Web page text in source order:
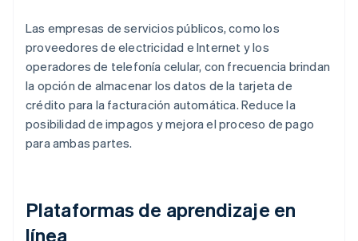
Las empresas de servicios públicos, como los
proveedores de electricidad e Internet y los
operadores de telefonía celular, con frecuencia brindan
la opción de almacenar los datos de la tarjeta de
crédito para la facturación automática. Reduce la
posibilidad de impagos y mejora el proceso de pago
para ambas partes.
Plataformas de aprendizaje en
línea